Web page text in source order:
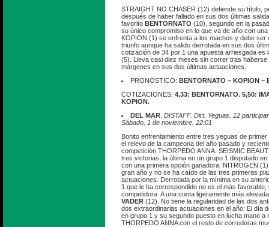
STRAIGHT NO CHASER (12) defiende su título,
después de haber fallado en sus dos últimas
favorito BENTORNATO (10), segundo en la
su único compromiso en lo que va de año con
KOPION (1) se enfrenta a los machos y debe ser
triunfo aunque ha salido derrotada en sus dos
cotización de 34 por 1 una apuesta arriesgada es
(5). Lleva casi diez meses sin correr tras haberse
márgenes en sus dos últimas actuaciones.
PRONOSTICO: BENTORNATO – KOPION –
COTIZACIONES: 4,33: BENTORNATO. 5,50:
KOPION.
DEL MAR DISTAFF. Dirt. Yeguas. 12
Sábado, 1 de noviembre. 22:01
Bonito enfrentamiento entre tres yeguas de
el relevo de la campeona del año pasado y
competición THORPEDO ANNA. SEISMIC
tres victorias, la última en un grupo 1 disputado
con una primera opción ganadora. NITROGEN
gran año y no se ha caído de las tres primeras
actuaciones. Derrotada por la mínima en su
1 que le ha correspondido no es el más
competidora. A una cuota ligeramente más
VADER (12). No tiene la regularidad de las dos
dos extraordinarias actuaciones en el año: El día
en grupo 1 y su segundo puesto en lucha mano a
THORPEDO ANNA con el resto de corredoras